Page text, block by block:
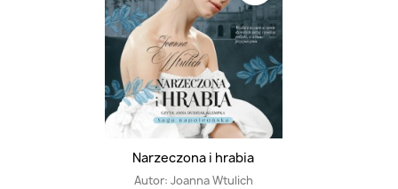
Narzeczona i hrabia
Autor: Joanna Wtulich